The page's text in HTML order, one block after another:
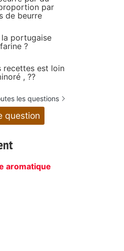
par
de beurre
portugaise
?
recettes est loin
, ??
les questions
question
aromatique